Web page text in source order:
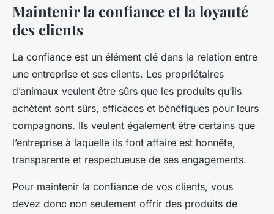
Maintenir la confiance et la loyauté
des clients
La confiance est un élément clé dans la relation entre
une entreprise et ses clients. Les propriétaires
d’animaux veulent être sûrs que les produits qu’ils
achètent sont sûrs, efficaces et bénéfiques pour leurs
compagnons. Ils veulent également être certains que
l’entreprise à laquelle ils font affaire est honnête,
transparente et respectueuse de ses engagements.
Pour maintenir la confiance de vos clients, vous
devez donc non seulement offrir des produits de